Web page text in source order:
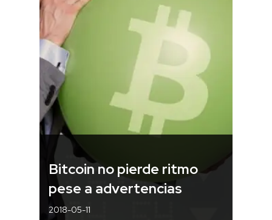
Bitcoin no pierde ritmo
pese a advertencias
2018-05-11